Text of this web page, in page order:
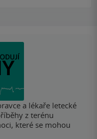
a lékaře letecké
z terénu
které se mohou